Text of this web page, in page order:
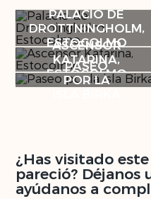
PALACIO DE
DROTTNINGHOLM,
ESTOCOLMO
ASCENSOR
KATARINA,
ESTOCOLMO
PASEO
POR LA
¿Has visitado
pareció?
ayúdanos a